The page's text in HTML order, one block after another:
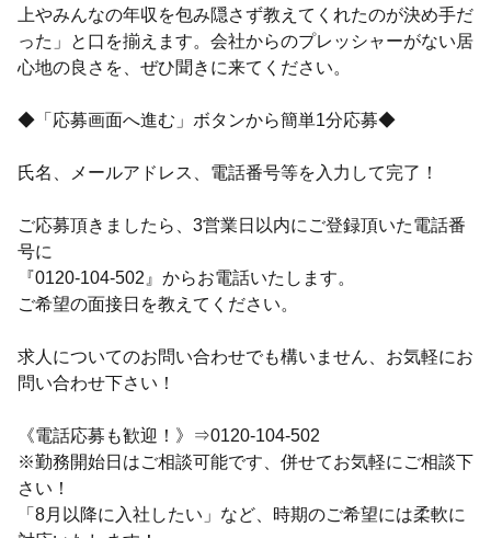
上やみんなの年収を包み隠さず教えてくれたのが決め手だ
った」と口を揃えます。会社からのプレッシャーがない居
心地の良さを、ぜひ聞きに来てください。
◆「応募画面へ進む」ボタンから簡単1分応募◆
氏名、メールアドレス、電話番号等を入力して完了！
ご応募頂きましたら、3営業日以内にご登録頂いた電話番
号に
『0120-104-502』からお電話いたします。
ご希望の面接日を教えてください。
求人についてのお問い合わせでも構いません、お気軽にお
問い合わせ下さい！
《電話応募も歓迎！》⇒0120-104-502
※勤務開始日はご相談可能です、併せてお気軽にご相談下
さい！
「8月以降に入社したい」など、時期のご希望には柔軟に